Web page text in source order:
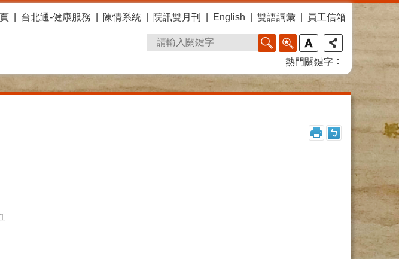
台北通-健康服務 陳情系統 院訊雙月刊 English 雙語詞彙 員工信箱
熱門關鍵字